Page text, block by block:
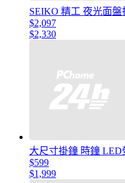
SEIKO 精工 夜光面
$2,097
$2,330
大尺寸掛鐘 時鐘
$599
$1,999